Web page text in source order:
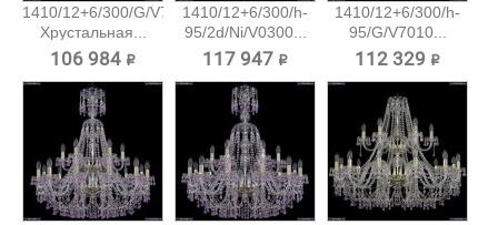
1410/12+6/300/G/V7010
Хрустальная...
106 984 ₽
1410/12+6/300/h-
95/2d/Ni/V0300...
117 947 ₽
1410/12+6/300/h-
95/G/V7010...
112 329 ₽